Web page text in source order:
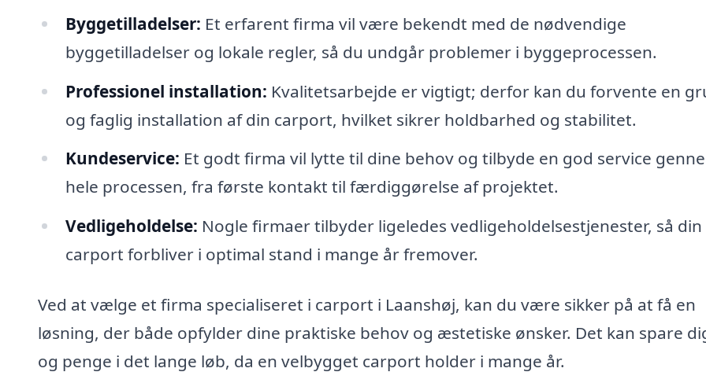
Byggetilladelser: Et erfarent firma vil være bekendt med de nødvendige
byggetilladelser og lokale regler, så du undgår problemer i byggeprocessen.
Professionel installation: Kvalitetsarbejde er vigtigt; derfor kan du forvente en
og faglig installation af din carport, hvilket sikrer holdbarhed og stabilitet.
Kundeservice: Et godt firma vil lytte til dine behov og tilbyde en god service
hele processen, fra første kontakt til færdiggørelse af projektet.
Vedligeholdelse: Nogle firmaer tilbyder ligeledes vedligeholdelsestjenester, så din
carport forbliver i optimal stand i mange år fremover.
Ved at vælge et firma specialiseret i carport i Laanshøj, kan du være sikker på at få en
løsning, der både opfylder dine praktiske behov og æstetiske ønsker. Det kan spare
og penge i det lange løb, da en velbygget carport holder i mange år.